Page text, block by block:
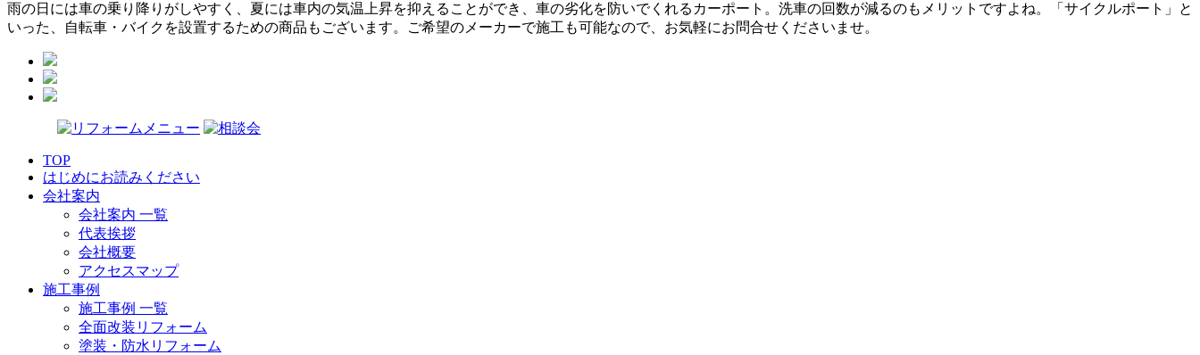
雨の日には車の乗り降りがしやすく、夏には車内の気温上昇を抑えることができ、車の劣化を防いでくれるカーポート。洗車の回数が減るのもメリットですよね。「サイクルポート」と
いった、自転車・バイクを設置するための商品もございます。ご希望のメーカーで施工も可能なので、お気軽にお問合せくださいませ。
TOP
はじめにお読みください
会社案内
会社案内 一覧
代表挨拶
会社概要
アクセスマップ
施工事例
施工事例 一覧
全面改装リフォーム
塗装・防水リフォーム